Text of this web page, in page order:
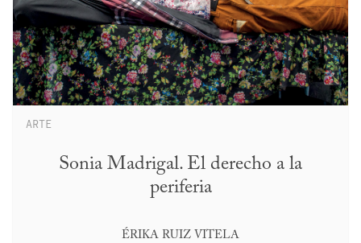
ARTE
Sonia Madrigal. El derecho a la
periferia
ÉRIKA RUIZ VITELA